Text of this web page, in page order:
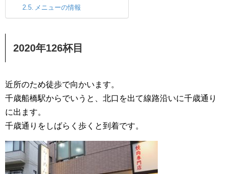
メニューの情報
2020年126杯目
近所のため徒歩で向かいます。
千歳船橋駅からでいうと、北口を出て線路沿いに千歳通り
に出ます。
千歳通りをしばらく歩くと到着です。